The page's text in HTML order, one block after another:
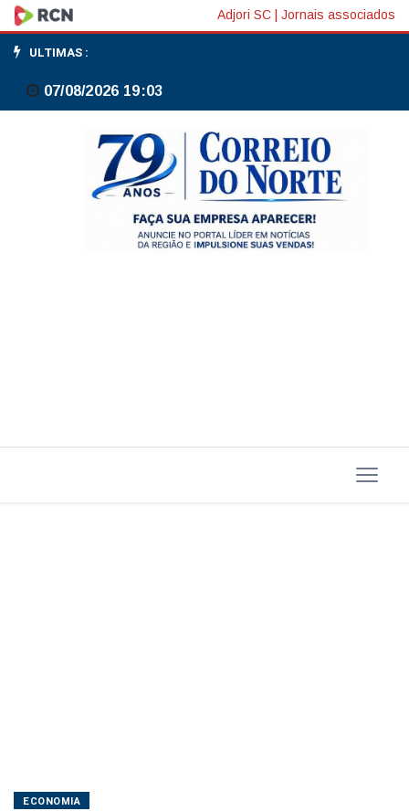
Governo
prioriza
conexão
centers
transmissão
Adjori SC Jornais associados
ULTIMAS :
07/08/2026 19:03
ECONOMIA